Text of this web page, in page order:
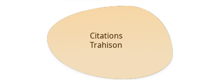
Citations
Trahison